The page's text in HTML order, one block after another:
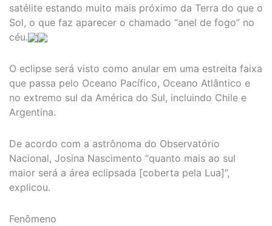
satélite estando muito mais próximo da Terra do que o
Sol, o que faz aparecer o chamado “anel de fogo” no
céu.
O eclipse será visto como anular em uma estreita faixa
que passa pelo Oceano Pacífico, Oceano Atlântico e
no extremo sul da América do Sul, incluindo Chile e
Argentina.
De acordo com a astrônoma do Observatório
Nacional, Josina Nascimento “quanto mais ao sul
maior será a área eclipsada [coberta pela Lua]”,
explicou.
Fenômeno